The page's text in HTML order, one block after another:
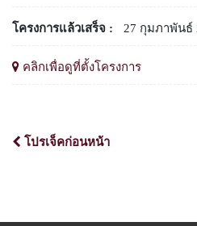
โครงการแล้วเสร็จ : 27 กุมภาพันธ์
คลิกเพื่อดูที่ตั้งโครงการ
โปรเจ็คก่อนหน้า